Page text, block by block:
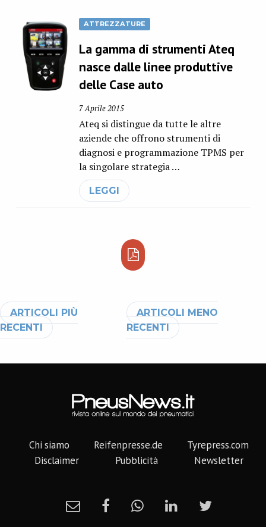
ATTREZZATURE
La gamma di strumenti Ateq
nasce dalle linee produttive
delle Case auto
7 Aprile 2015
Ateq si distingue da tutte le altre
aziende che offrono strumenti di
diagnosi e programmazione TPMS per
la singolare strategia …
LEGGI
Navigazione articoli
ARTICOLI MENO
RECENTI
ARTICOLI PIÙ
RECENTI
Chi siamo Reifenpresse.de
Tyrepress.com
Disclaimer
Pubblicità Newsletter